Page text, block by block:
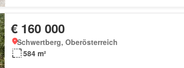
€ 160 000
Schwertberg, Oberösterreich
584 m²